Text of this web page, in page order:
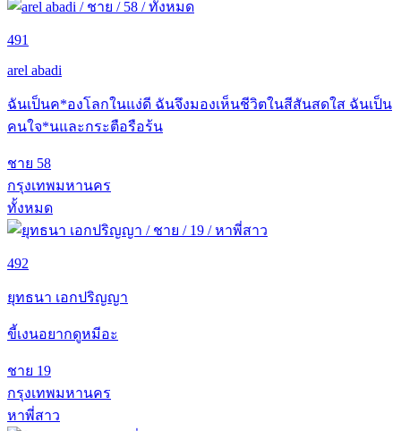
491
arel abadi
ฉันเป็นค*องโลกในแง่ดี ฉันจึงมองเห็นชีวิตในสีสันสดใส ฉันเป็น
คนใจ*นและกระตือรือร้น
ชาย 58
กรุงเทพมหานคร
ทั้งหมด
492
ยุทธนา เอกปริญญา
ขี้เงนอยากดูหมีอะ
ชาย 19
กรุงเทพมหานคร
หาพี่สาว